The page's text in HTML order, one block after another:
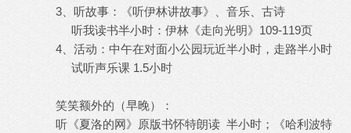
3、听故事：《听伊林讲故事》、音乐、古诗
听我读书半小时：伊林《走向光明》109-119页
4、活动：中午在对面小公园玩近半小时，走路半小时
试听声乐课 1.5小时
笑笑额外的（早晚）：
听《夏洛的网》原版书怀特朗读 半小时；《哈利波特